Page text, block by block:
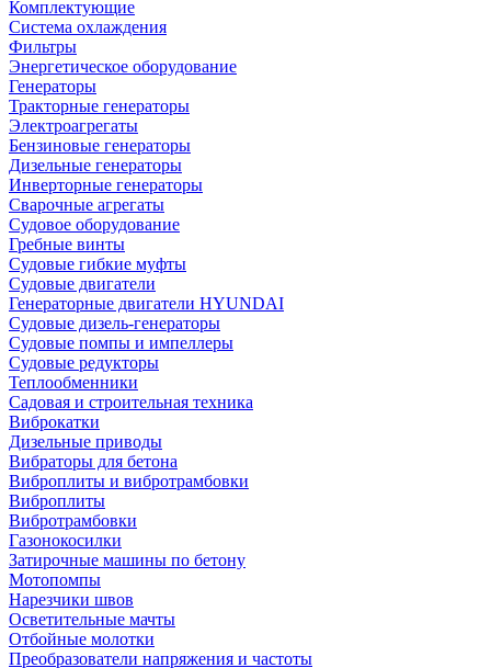
Комплектующие
Система охлаждения
Фильтры
Энергетическое оборудование
Генераторы
Тракторные генераторы
Электроагрегаты
Бензиновые генераторы
Дизельные генераторы
Инверторные генераторы
Сварочные агрегаты
Судовое оборудование
Гребные винты
Судовые гибкие муфты
Судовые двигатели
Генераторные двигатели HYUNDAI
Судовые дизель-генераторы
Судовые помпы и импеллеры
Судовые редукторы
Теплообменники
Садовая и строительная техника
Виброкатки
Дизельные приводы
Вибраторы для бетона
Виброплиты и вибротрамбовки
Виброплиты
Вибротрамбовки
Газонокосилки
Затирочные машины по бетону
Мотопомпы
Нарезчики швов
Осветительные мачты
Отбойные молотки
Преобразователи напряжения и частоты